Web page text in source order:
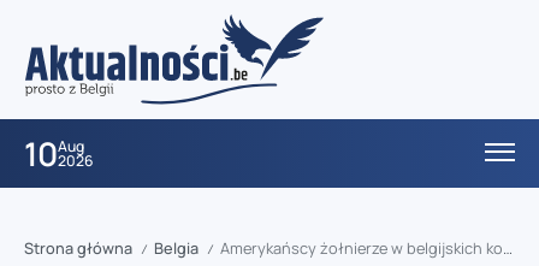
10Aug
2026
Strona główna / Belgia / Amerykańscy żołnierze w belgijskich koszarach. Berlaar szykuje się na ich przybycie